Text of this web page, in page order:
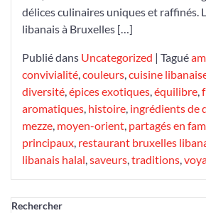
délices culinaires uniques et raffinés.
libanais à Bruxelles […]
Publié dans Uncategorized | Tagué
convivialité,couleurs,cuisine
diversité,épices exotiques,équilibre,
aromatiques, histoire, ingrédients de
mezze, moyen-orient, partagés en
principaux, restaurant bruxelles
libanais halal,saveurs,traditions,
Rechercher